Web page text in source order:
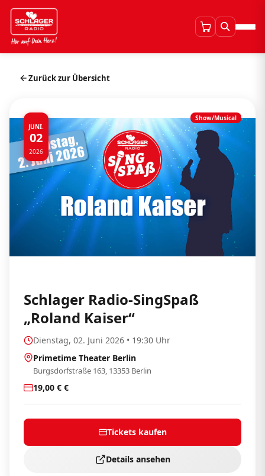
Zurück zur Übersicht
JUNI.
02
2026
Show/Musical
Schlager Radio-SingSpaß
„Roland Kaiser“
Dienstag, 02. Juni 2026 • 19:30 Uhr
Primetime Theater Berlin
Burgsdorfstraße 163, 13353 Berlin
19,00 € €
Tickets kaufen
Details ansehen